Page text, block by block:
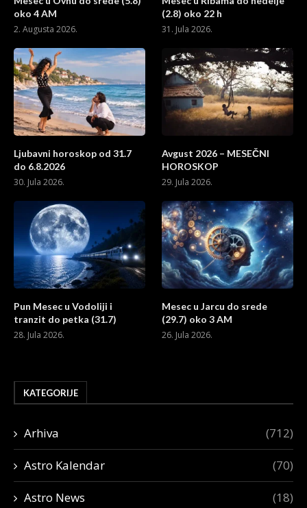
oko 4 AM
2. Augusta 2026.
(2.8) oko 22 h
31. Jula 2026.
Ljubavni horoskop od 31.7
do 6.8.2026
30. Jula 2026.
Avgust 2026 – MESEČNI
HOROSKOP
29. Jula 2026.
Pun Mesec u Vodoliji i
tranzit do petka (31.7)
28. Jula 2026.
Mesec u Jarcu do srede
(29.7) oko 3 AM
26. Jula 2026.
KATEGORIJE
Arhiva (712)
Astro Kalendar (70)
Astro News (18)